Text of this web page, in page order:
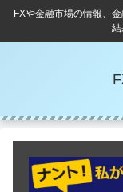
FXや金融市場の情報、
結